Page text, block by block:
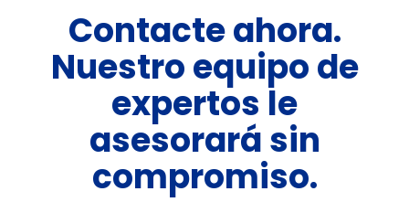
Contacte ahora.
Nuestro equipo de
expertos le
asesorará sin
compromiso.